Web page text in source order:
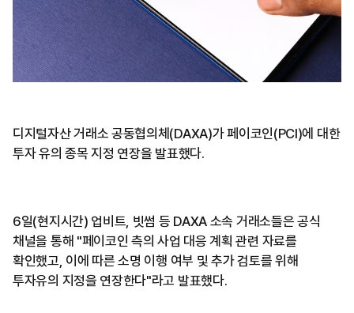
디지털자산 거래소 공동협의체(DAXA)가 페이코인(PCI)에 대한
투자 유의 종목 지정 연장을 발표했다.
6일(현지시간) 업비트, 빗썸 등 DAXA 소속 거래소들은 공식
채널을 통해 "페이코인 측의 사업 대응 계획 관련 자료를
확인했고, 이에 따른 소명 이행 여부 및 추가 검토를 위해
투자유의 지정을 연장한다"라고 발표했다.